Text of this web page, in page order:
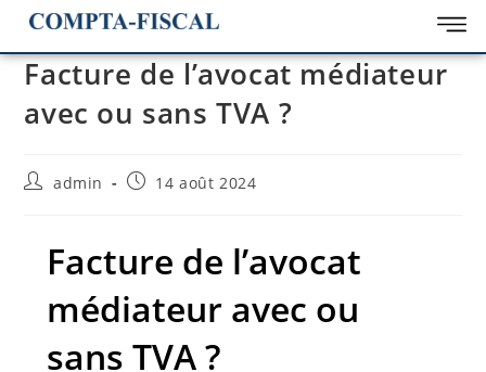
Facture de l’avocat médiateur
avec ou sans TVA ?
admin 14 août 2024
Facture de l’avocat
médiateur avec ou
sans TVA ?